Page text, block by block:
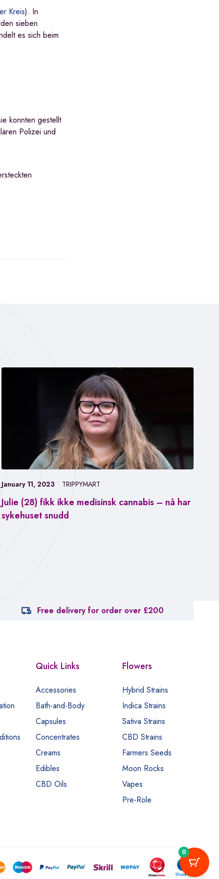
Kreis). In
sieben
es sich beim
konnten gestellt
Polizei und
Julie (28) fikk ikke medisinsk cannabis – nå har
sykehuset snudd
January 11, 2023 TRIPPYMART
Free delivery for order over £200
Quick Links
Accessories
Bath-and-Body
Capsules
Concentrates
Creams
Edibles
CBD Oils
Flowers
Hybrid Strains
Indica Strains
Sativa Strains
CBD Strains
Farmers Seeds
Moon Rocks
Vapes
Pre-Role
0